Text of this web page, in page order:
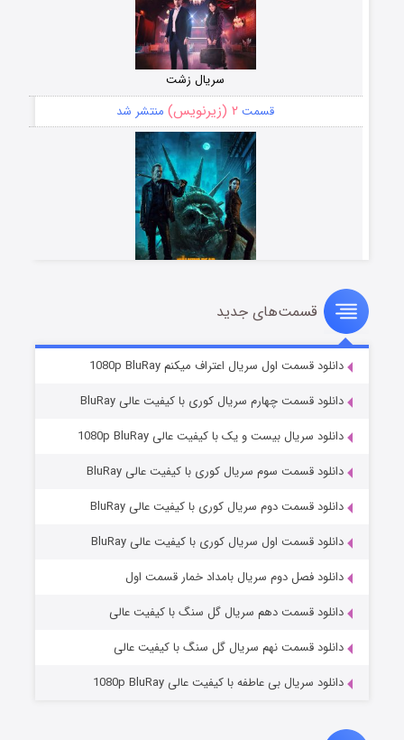
سریال زشت
قسمت ۲ (زیرنویس) منتشر شد
مردگان متحرک: شهر مرده ۳
قسمت۲ (زیرنویس) منتشر شد
شکست استوارت در نجات جهان
قسمت۷ (زیرنویس) منتشر شد
قسمت‌های جدید
دانلود قسمت اول سریال اعتراف میکنم 1080p BluRay
دانلود قسمت چهارم سریال کوری با کیفیت عالی BluRay
دانلود سریال بیست و یک با کیفیت عالی 1080p BluRay
دانلود قسمت سوم سریال کوری با کیفیت عالی BluRay
دانلود قسمت دوم سریال کوری با کیفیت عالی BluRay
دانلود قسمت اول سریال کوری با کیفیت عالی BluRay
دانلود فصل دوم سریال بامداد خمار قسمت اول
دانلود قسمت دهم سریال گل سنگ با کیفیت عالی
دانلود قسمت نهم سریال گل سنگ با کیفیت عالی
دانلود سریال بی عاطفه با کیفیت عالی 1080p BluRay